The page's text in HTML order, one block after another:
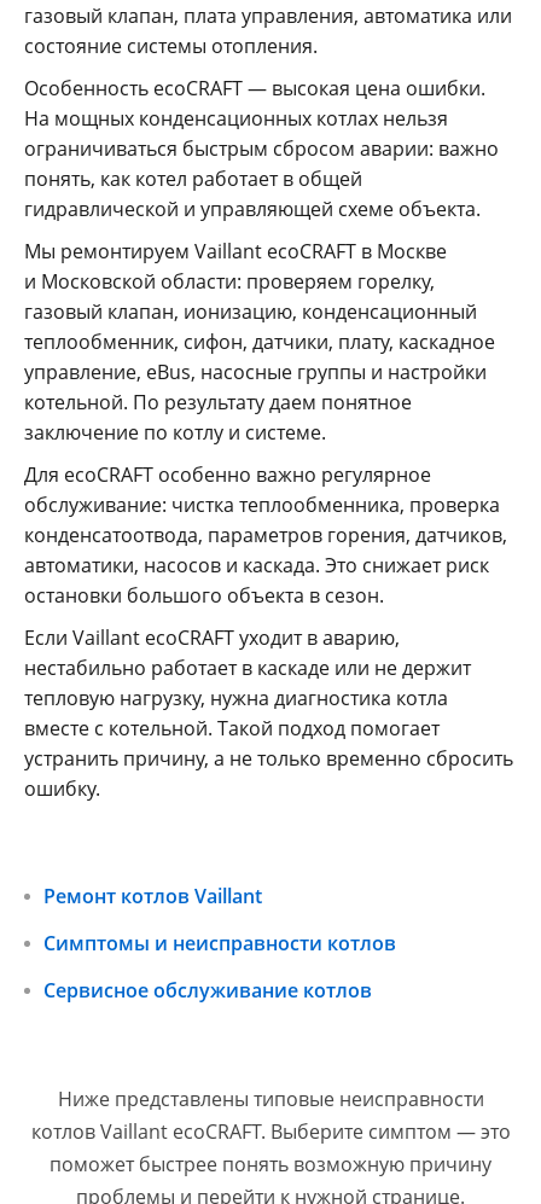
газовый клапан, плата управления, автоматика или
состояние системы отопления.
Особенность ecoCRAFT — высокая цена ошибки.
На мощных конденсационных котлах нельзя
ограничиваться быстрым сбросом аварии: важно
понять, как котел работает в общей
гидравлической и управляющей схеме объекта.
Мы ремонтируем Vaillant ecoCRAFT в Москве
и Московской области: проверяем горелку,
газовый клапан, ионизацию, конденсационный
теплообменник, сифон, датчики, плату, каскадное
управление, eBus, насосные группы и настройки
котельной. По результату даем понятное
заключение по котлу и системе.
Для ecoCRAFT особенно важно регулярное
обслуживание: чистка теплообменника, проверка
конденсатоотвода, параметров горения, датчиков,
автоматики, насосов и каскада. Это снижает риск
остановки большого объекта в сезон.
Если Vaillant ecoCRAFT уходит в аварию,
нестабильно работает в каскаде или не держит
тепловую нагрузку, нужна диагностика котла
вместе с котельной. Такой подход помогает
устранить причину, а не только временно сбросить
ошибку.
Ремонт котлов Vaillant
Симптомы и неисправности котлов
Сервисное обслуживание котлов
Ниже представлены типовые неисправности
котлов Vaillant ecoCRAFT. Выберите симптом — это
поможет быстрее понять возможную причину
проблемы и перейти к нужной странице.